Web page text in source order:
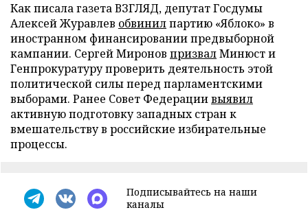
Как писала газета ВЗГЛЯД, депутат Госдумы
Алексей Журавлев обвинилпартию «Яблоко» в
иностранном финансировании предвыборной
кампании. Сергей Миронов призвалМинюст и
Генпрокуратуру проверить деятельность этой
политической силы перед парламентскими
выборами. Ранее Совет Федерациивыявил
активную подготовку западных стран к
вмешательству в российские избирательные
процессы.
Подписывайтесь на наши
каналы